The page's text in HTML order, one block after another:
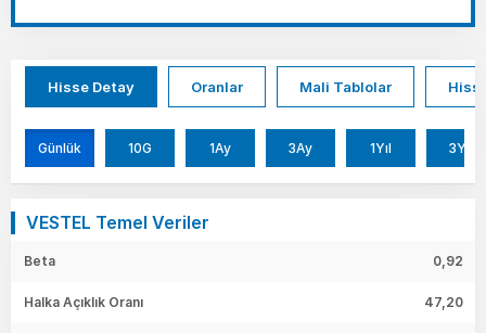
Hisse Detay Oranlar Mali Tablolar
Günlük 10G 1Ay 3Ay 1Yıl 3Yıl
VESTEL Temel Veriler
Beta 0,92
Halka Açıklık Oranı 47,20